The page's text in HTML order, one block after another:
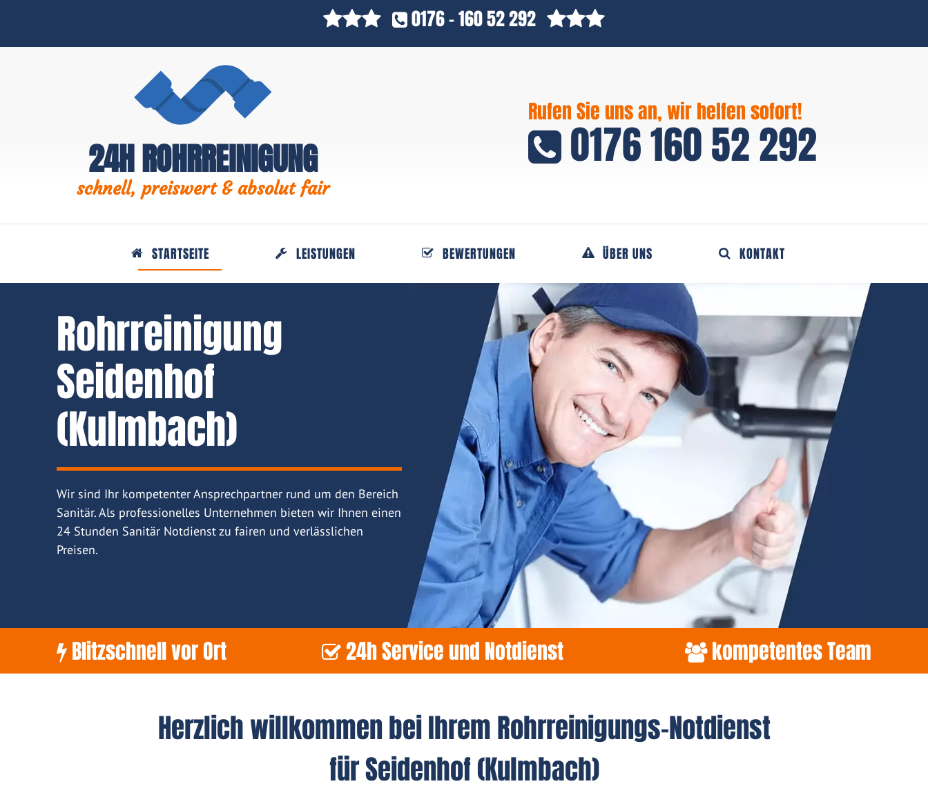
0176 - 160 52 292
Rufen Sie uns an, wir helfen sofort!
0176 160 52 292
24H ROHRREINIGUNG
schnell, preiswert & absolut fair
STARTSEITE LEISTUNGEN BEWERTUNGEN ÜBER UNS KONTAKT
Rohrreinigung
Seidenhof
(Kulmbach)
Wir sind Ihr kompetenter Ansprechpartner rund um den Bereich
Sanitär. Als professionelles Unternehmen bieten wir Ihnen einen
24 Stunden Sanitär Notdienst zu fairen und verlässlichen
Preisen.
Blitzschnell vor Ort 24h Service und Notdienst kompetentes Team
Herzlich willkommen bei Ihrem Rohrreinigungs-Notdienst
für Seidenhof (Kulmbach)